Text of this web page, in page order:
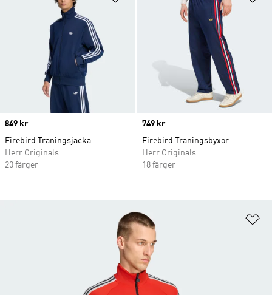
Price
849 kr
Firebird Träningsjacka
Herr Originals
20 färger
Price
749 kr
Firebird Träningsbyxor
Herr Originals
18 färger